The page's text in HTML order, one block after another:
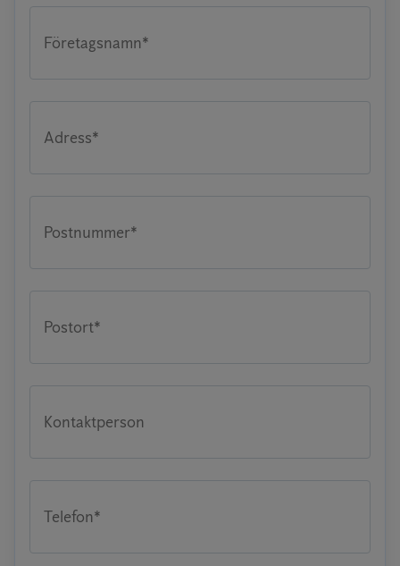
Företagsnamn*
Adress*
Postnummer*
Postort*
Kontaktperson
Telefon*